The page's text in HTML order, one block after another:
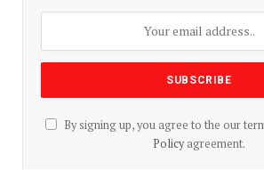
By signing up, you agree to the our
Policyagreement.